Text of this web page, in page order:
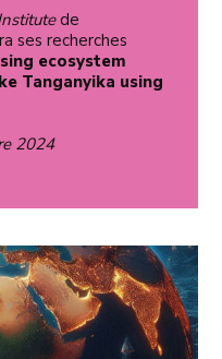
de
ses recherches
ecosystem
Tanganyika using
2024